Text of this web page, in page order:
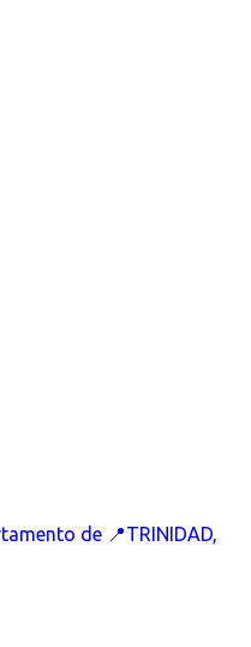
de 📍TRINIDAD,